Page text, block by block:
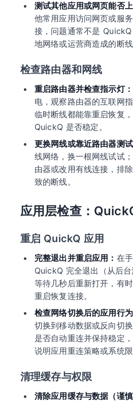
测试其他应用或网页能否
他常用应用访问网页或服
接，问题通常不是
地网络或运营商造成的断线
检查路由器和网线
重启路由器并检查指示灯：
电，观察路由器的互联网
临时断线都能靠重启恢复
QuickQ 是否稳定。
更换网线或靠近路由器测
线网络，换一根网线试试
由器或改用有线连接，排
致的断线。
应用层检查：
重启 QuickQ 应用
完整退出并重启应用： 在
QuickQ 完全退出（从后台
等待几秒后重新打开，有
重启恢复连接。
检查网络切换后的应用行
切换到移动数据或反向切
是否自动重连并保持稳定
说明应用重连策略或系统限
清理缓存与权限
清除应用缓存与数据（谨慎